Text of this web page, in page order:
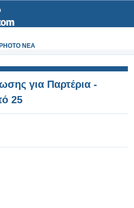
PHOTO NEA
για Παρτέρια -
25